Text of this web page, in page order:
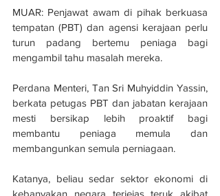
MUAR: Penjawat awam di pihak berkuasa
tempatan (PBT) dan agensi kerajaan perlu
turun padang bertemu peniaga bagi
mengambil tahu masalah mereka.
Perdana Menteri, Tan Sri Muhyiddin Yassin,
berkata petugas PBT dan jabatan kerajaan
mesti bersikap lebih proaktif bagi
membantu peniaga memula dan
membangunkan semula perniagaan.
Katanya, beliau sedar sektor ekonomi di
kebanyakan negara terjejas teruk akibat